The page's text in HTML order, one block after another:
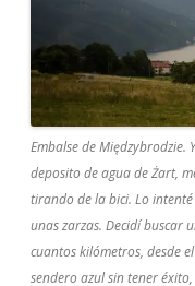
Embalse de
deposito de agua de Żart,
tirando de la bici. Lo
unas zarzas. Decidí buscar
cuantos kilómetros, desde
sendero azul sin tener